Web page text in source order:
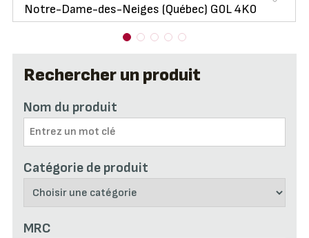
Rechercher un produit
Nom du produit
Catégorie de produit
MRC
Notre-Dame-des-Neiges (Québec) G0L 4K0